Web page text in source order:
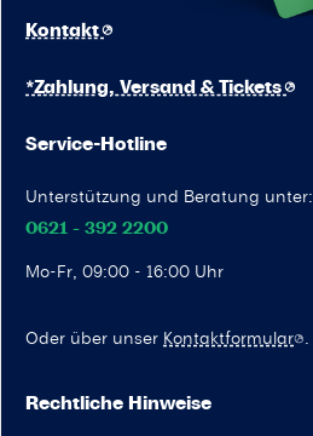
Service-Hotline
Unterstützung und Beratung unter:
0621 - 392 2200
Mo-Fr, 09:00 - 16:00 Uhr
Oder über unser Kontaktformular .
Kontakt
*Zahlung, Versand & Tickets
Rechtliche Hinweise